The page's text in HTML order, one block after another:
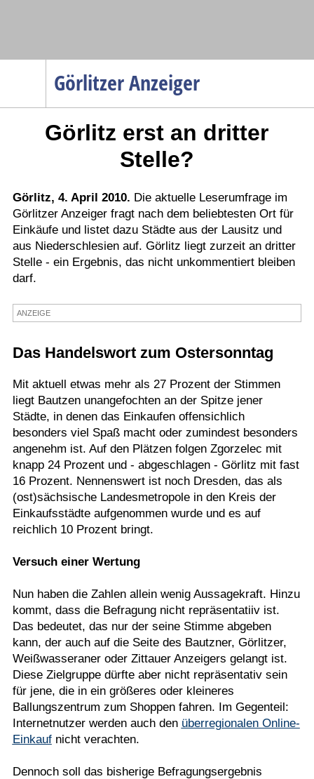
Görlitzer Anzeiger
Menüpunkte
Wirtschaft
Service
Verkehr
Gesundheit
Sport
Kostenlos
Görlitz erst an dritter
Stelle?
Görlitz, 4. April 2010. Die aktuelle Leserumfrage im
Görlitzer Anzeiger fragt nach dem beliebtesten Ort für
Einkäufe und listet dazu Städte aus der Lausitz und
aus Niederschlesien auf. Görlitz liegt zurzeit an dritter
Stelle - ein Ergebnis, das nicht unkommentiert bleiben
darf.
ANZEIGE
Das Handelswort zum Ostersonntag
Mit aktuell etwas mehr als 27 Prozent der Stimmen
liegt Bautzen unangefochten an der Spitze jener
Städte, in denen das Einkaufen offensichlich
besonders viel Spaß macht oder zumindest besonders
angenehm ist. Auf den Plätzen folgen Zgorzelec mit
knapp 24 Prozent und - abgeschlagen - Görlitz mit fast
16 Prozent. Nennenswert ist noch Dresden, das als
(ost)sächsische Landesmetropole in den Kreis der
Einkaufsstädte aufgenommen wurde und es auf
reichlich 10 Prozent bringt.
Versuch einer Wertung
Nun haben die Zahlen allein wenig Aussagekraft. Hinzu
kommt, dass die Befragung nicht repräsentatiiv ist.
Das bedeutet, das nur der seine Stimme abgeben
kann, der auch auf die Seite des Bautzner, Görlitzer,
Weißwasseraner oder Zittauer Anzeigers gelangt ist.
Diese Zielgruppe dürfte aber nicht repräsentativ sein
für jene, die in ein größeres oder kleineres
Ballungszentrum zum Shoppen fahren. Im Gegenteil:
Internetnutzer werden auch den überregionalen Online-
Einkaufnicht verachten.
Dennoch soll das bisherige Befragungsergebnis